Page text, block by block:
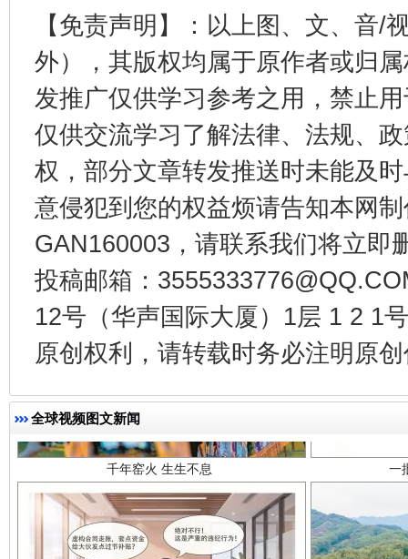
【免责声明】：以上图、文、音/
外），其版权均属于原作者或归
发推广仅供学习参考之用，禁止
仅供交流学习了解法律、法规、
权，部分文章转发推送时未能及
意侵犯到您的权益烦请告知本网
GAN160003，请联系我们将立即
投稿邮箱：
12号（华声国际大厦）1层 1 2 1
原创权利，请转载时务必注明原
全球视频图文新闻
东山县通报“牛蛙产品抗生素超标问题” 法
千年窑火 生生不息 一